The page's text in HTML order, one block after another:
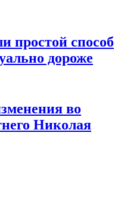
простой способ
дороже
во
Николая